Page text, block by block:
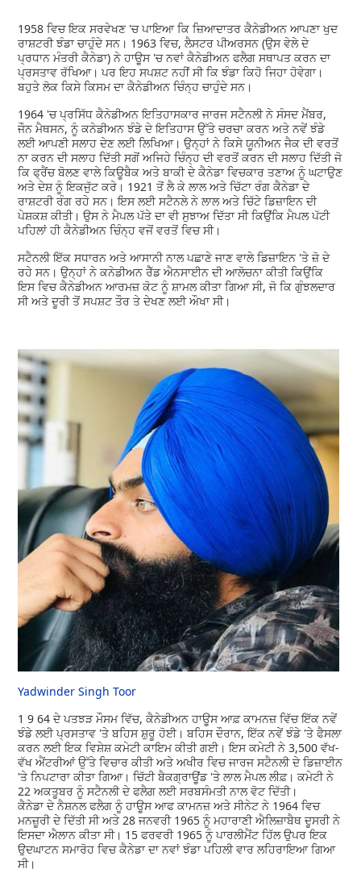
1958 ਵਿਚ ਇਕ ਸਰਵੇਖਣ 'ਚ ਪਾਇਆ ਕਿ ਜ਼ਿਆਦਾਤਰ ਕੈਨੇਡੀਅਨ ਆਪਣਾ ਖੁਦ
ਰਾਸ਼ਟਰੀ ਝੰਡਾ ਚਾਹੁੰਦੇ ਸਨ। 1963 ਵਿਚ, ਲੈਸਟਰ ਪੀਅਰਸਨ (ਉਸ ਵੇਲੇ ਦੇ
ਪ੍ਰਧਾਨ ਮੰਤਰੀ ਕੈਨੇਡਾ) ਨੇ ਹਾਊਸ 'ਚ ਨਵਾਂ ਕੈਨੇਡੀਅਨ ਫਲੈਗ ਸਥਾਪਤ ਕਰਨ ਦਾ
ਪ੍ਰਸਤਾਵ ਰੱਖਿਆ। ਪਰ ਇਹ ਸਪਸ਼ਟ ਨਹੀਂ ਸੀ ਕਿ ਝੰਡਾ ਕਿਹੋ ਜਿਹਾ ਹੋਵੇਗਾ।
ਬਹੁਤੇ ਲੋਕ ਕਿਸੇ ਕਿਸਮ ਦਾ ਕੈਨੇਡੀਅਨ ਚਿੰਨ੍ਹ ਚਾਹੁੰਦੇ ਸਨ।
1964 'ਚ ਪ੍ਰਸਿੱਧ ਕੈਨੇਡੀਅਨ ਇਤਿਹਾਸਕਾਰ ਜਾਰਜ ਸਟੈਨਲੀ ਨੇ ਸੰਸਦ ਮੈਂਬਰ,
ਜੌਨ ਮੈਥਸਨ, ਨੂੰ ਕਨੇਡੀਅਨ ਝੰਡੇ ਦੇ ਇਤਿਹਾਸ ਉੱਤੇ ਚਰਚਾ ਕਰਨ ਅਤੇ ਨਵੇਂ ਝੰਡੇ
ਲਈ ਆਪਣੀ ਸਲਾਹ ਦੇਣ ਲਈ ਲਿਖਿਆ। ਉਨ੍ਹਾਂ ਨੇ ਕਿਸੇ ਯੂਨੀਅਨ ਜੈਕ ਦੀ ਵਰਤੋਂ
ਨਾ ਕਰਨ ਦੀ ਸਲਾਹ ਦਿੱਤੀ ਸਗੋਂ ਅਜਿਹੇ ਚਿੰਨ੍ਹ ਦੀ ਵਰਤੋਂ ਕਰਨ ਦੀ ਸਲਾਹ ਦਿੱਤੀ ਜੋ
ਕਿ ਫ੍ਰੈਂਚ ਬੋਲਣ ਵਾਲੇ ਕਿਊਬੈਕ ਅਤੇ ਬਾਕੀ ਦੇ ਕੈਨੇਡਾ ਵਿਚਕਾਰ ਤਣਾਅ ਨੂੰ ਘਟਾਉਣ
ਅਤੇ ਦੇਸ਼ ਨੂੰ ਇਕਜੁੱਟ ਕਰੇ। 1921 ਤੋਂ ਲੈ ਕੇ ਲਾਲ ਅਤੇ ਚਿੱਟਾ ਰੰਗ ਕੈਨੇਡਾ ਦੇ
ਰਾਸ਼ਟਰੀ ਰੰਗ ਰਹੇ ਸਨ। ਇਸ ਲਈ ਸਟੈਨਲੇ ਨੇ ਲਾਲ ਅਤੇ ਚਿੱਟੇ ਡਿਜ਼ਾਇਨ ਦੀ
ਪੇਸ਼ਕਸ਼ ਕੀਤੀ। ਉਸ ਨੇ ਮੈਪਲ ਪੱਤੇ ਦਾ ਵੀ ਸੁਝਾਅ ਦਿੱਤਾ ਸੀ ਕਿਉਂਕਿ ਮੈਪਲ ਪੱਟੀ
ਪਹਿਲਾਂ ਹੀ ਕੈਨੇਡੀਅਨ ਚਿੰਨ੍ਹ ਵਜੋਂ ਵਰਤੋਂ ਵਿਚ ਸੀ।
ਸਟੈਨਲੀ ਇੱਕ ਸਧਾਰਨ ਅਤੇ ਆਸਾਨੀ ਨਾਲ ਪਛਾਣੇ ਜਾਣ ਵਾਲੇ ਡਿਜ਼ਾਇਨ 'ਤੇ ਜ਼ੋ ਦੇ
ਰਹੇ ਸਨ। ਉਨ੍ਹਾਂ ਨੇ ਕਨੇਡੀਅਨ ਰੈੱਡ ਐਨਸਾਈਨ ਦੀ ਆਲੋਚਨਾ ਕੀਤੀ ਕਿਉਂਕਿ
ਇਸ ਵਿਚ ਕੈਨੇਡੀਅਨ ਆਰਮਜ਼ ਕੋਟ ਨੂੰ ਸ਼ਾਮਲ ਕੀਤਾ ਗਿਆ ਸੀ, ਜੋ ਕਿ ਗੁੰਝਲਦਾਰ
ਸੀ ਅਤੇ ਦੂਰੀ ਤੋਂ ਸਪਸ਼ਟ ਤੌਰ ਤੇ ਦੇਖਣ ਲਈ ਔਖਾ ਸੀ।
Yadwinder Singh Toor
1 9 64 ਦੇ ਪਤਝੜ ਮੌਸਮ ਵਿੱਚ, ਕੈਨੇਡੀਅਨ ਹਾਊਸ ਆਫ਼ ਕਾਮਨਜ਼ ਵਿੱਚ ਇੱਕ ਨਵੇਂ
ਝੰਡੇ ਲਈ ਪ੍ਰਸਤਾਵ 'ਤੇ ਬਹਿਸ ਸ਼ੁਰੂ ਹੋਈ। ਬਹਿਸ ਦੌਰਾਨ, ਇੱਕ ਨਵੇਂ ਝੰਡੇ 'ਤੇ ਫੈਸਲਾ
ਕਰਨ ਲਈ ਇਕ ਵਿਸ਼ੇਸ਼ ਕਮੇਟੀ ਕਾਇਮ ਕੀਤੀ ਗਈ। ਇਸ ਕਮੇਟੀ ਨੇ 3,500 ਵੱਖ-
ਵੱਖ ਐਂਟਰੀਆਂ ਉੱਤੇ ਵਿਚਾਰ ਕੀਤੀ ਅਤੇ ਅਖੀਰ ਵਿਚ ਜਾਰਜ ਸਟੈਨਲੀ ਦੇ ਡਿਜ਼ਾਈਨ
'ਤੇ ਨਿਪਟਾਰਾ ਕੀਤਾ ਗਿਆ। ਚਿੱਟੀ ਬੈਕਗ੍ਰਾਊਂਡ 'ਤੇ ਲਾਲ ਮੈਪਲ ਲੀਫ਼। ਕਮੇਟੀ ਨੇ
22 ਅਕਤੂਬਰ ਨੂੰ ਸਟੈਨਲੀ ਦੇ ਫਲੈਗ ਲਈ ਸਰਬਸੰਮਤੀ ਨਾਲ ਵੋਟ ਦਿੱਤੀ।
ਕੈਨੇਡਾ ਦੇ ਨੈਸ਼ਨਲ ਫਲੈਗ ਨੂੰ ਹਾਊਸ ਆਫ ਕਾਮਨਜ਼ ਅਤੇ ਸੀਨੇਟ ਨੇ 1964 ਵਿਚ
ਮਨਜ਼ੂਰੀ ਦੇ ਦਿੱਤੀ ਸੀ ਅਤੇ 28 ਜਨਵਰੀ 1965 ਨੂੰ ਮਹਾਰਾਣੀ ਐਲਿਜ਼ਾਬੈਥ ਦੂਸਰੀ ਨੇ
ਇਸਦਾ ਐਲਾਨ ਕੀਤਾ ਸੀ। 15 ਫਰਵਰੀ 1965 ਨੂੰ ਪਾਰਲੀਮੈਂਟ ਹਿੱਲ ਉਪਰ ਇਕ
ਉਦਘਾਟਨ ਸਮਾਰੋਹ ਵਿਚ ਕੈਨੇਡਾ ਦਾ ਨਵਾਂ ਝੰਡਾ ਪਹਿਲੀ ਵਾਰ ਲਹਿਰਾਇਆ ਗਿਆ
ਸੀ।